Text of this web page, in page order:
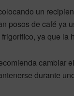
un
posos de café ya
ya que
cambiar
durante